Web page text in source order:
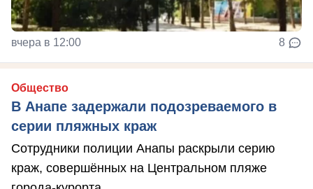
вчера в 12:00 8
Общество
В Анапе задержали подозреваемого в
серии пляжных краж
Сотрудники полиции Анапы раскрыли серию
краж, совершённых на Центральном пляже